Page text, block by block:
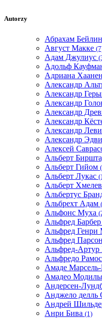
Autorzy
Абрахам
Август Макке
Адам Джулиус
Адольф
Адриана Хаанен
Александр
Александр
Александр
Александр
Александр
Александр Леви
Александр
Алексей
Альберт
Альберт Гийом
Альберт Лукас
Альберт
Альбертус
Альбрехт Адам
Альфонс Муха
Альфред Барбер
Альфред Генри
Альфред
Альфред-Артур
Альфредо
Амаде
Амадео
Андерсен-
Анджело делль
Андрей
Анри Бива (1)